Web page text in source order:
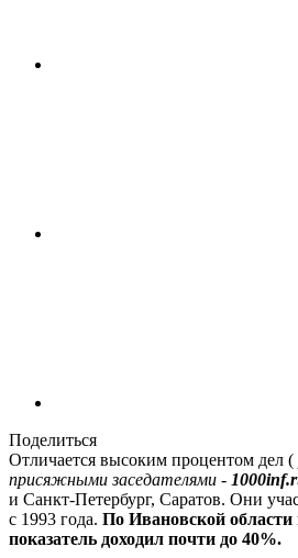
Поделиться
Отличается высоким процентом дел (
присяжными заседателями -
и Санкт-Петербург, Саратов. Они
с 1993 года. По Ивановской
показатель доходил почти до 40%.